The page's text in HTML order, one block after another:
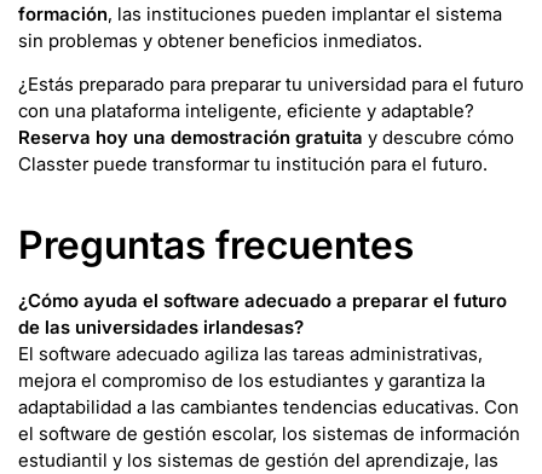
formación, las instituciones pueden implantar el sistema
sin problemas y obtener beneficios inmediatos.
¿Estás preparado para preparar tu universidad para el futuro
con una plataforma inteligente, eficiente y adaptable?
Reserva hoy una demostración gratuita y descubre cómo
Classter puede transformar tu institución para el futuro.
Preguntas frecuentes
¿Cómo ayuda el software adecuado a preparar el futuro
de las universidades irlandesas?
El software adecuado agiliza las tareas administrativas,
mejora el compromiso de los estudiantes y garantiza la
adaptabilidad a las cambiantes tendencias educativas. Con
el software de gestión escolar, los sistemas de información
estudiantil y los sistemas de gestión del aprendizaje, las